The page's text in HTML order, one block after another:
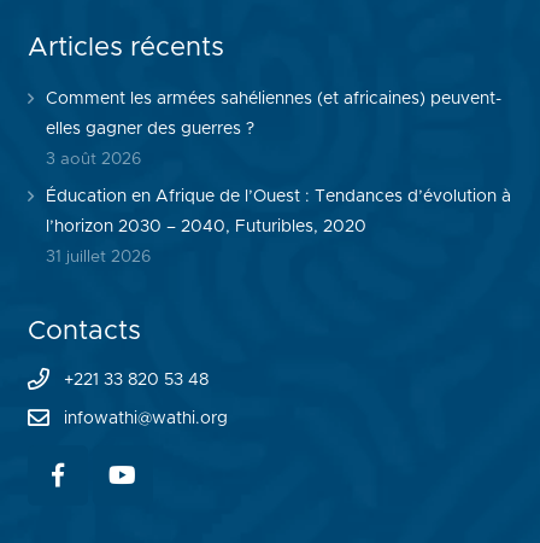
Articles récents
Comment les armées sahéliennes (et africaines) peuvent-
elles gagner des guerres ?
3 août 2026
Éducation en Afrique de l’Ouest : Tendances d’évolution à
l’horizon 2030 – 2040, Futuribles, 2020
31 juillet 2026
Contacts
+221 33 820 53 48
infowathi@wathi.org